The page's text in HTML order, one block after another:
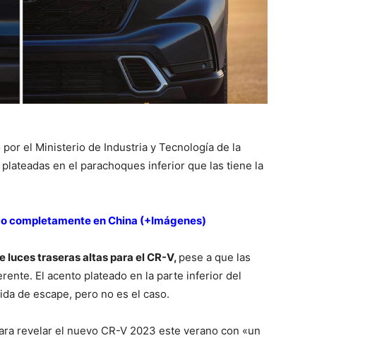
el Ministerio de Industria y Tecnología de la
en el parachoques inferior que las tiene la
completamente en China (+Imágenes)
luces traseras altas para el CR-V, pese a que las
El acento plateado en la parte inferior del
de escape, pero no es el caso.
revelar el nuevo CR-V 2023 este verano con «un